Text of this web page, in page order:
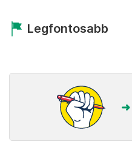
Legfontosabb